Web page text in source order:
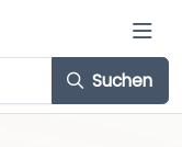
Suchen